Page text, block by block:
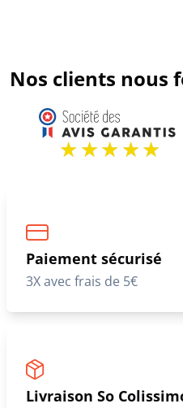
Nos clients nous
Paiement sécurisé
3X avec frais de 5€
Livraison So